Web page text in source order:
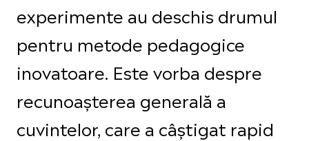
experimente au deschis drumul
pentru metode pedagogice
inovatoare. Este vorba despre
recunoașterea generală a
cuvintelor, care a câștigat rapid